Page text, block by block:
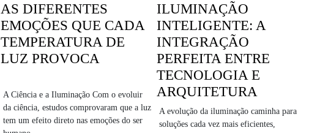
AS DIFERENTES
EMOÇÕES QUE CADA
TEMPERATURA DE
LUZ PROVOCA
A Ciência e a Iluminação Com o evoluir
da ciência, estudos comprovaram que a luz
tem um efeito direto nas emoções do ser
ILUMINAÇÃO
INTELIGENTE: A
INTEGRAÇÃO
PERFEITA ENTRE
TECNOLOGIA E
ARQUITETURA
A evolução da iluminação caminha para
soluções cada vez mais eficientes,